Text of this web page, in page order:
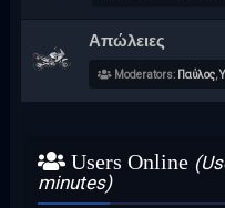
Απώλειες
Moderators: Παύλος,
Users Online
minutes)